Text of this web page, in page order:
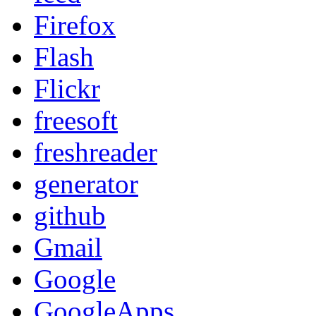
Firefox
Flash
Flickr
freesoft
freshreader
generator
github
Gmail
Google